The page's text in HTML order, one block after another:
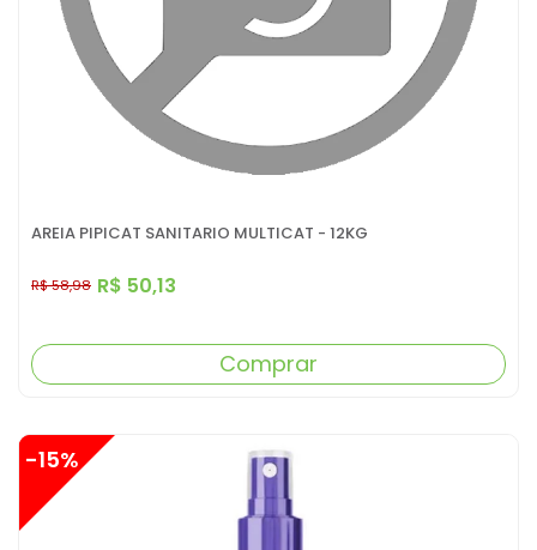
AREIA PIPICAT SANITARIO MULTICAT - 12KG
R$ 50,13
R$ 58,98
Comprar
-15%